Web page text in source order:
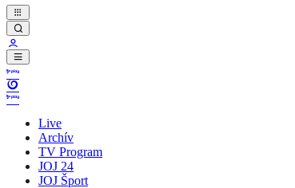
Live
Archív
TV Program
JOJ 24
JOJ Šport